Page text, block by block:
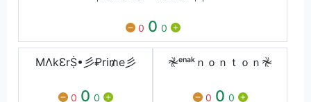
0 0 0
MΛkƐrṨ•彡₽ri₥e彡
0 0 0
𖤛ᵉⁿᵃᵏｎｏｎｔｏｎ𖤛
0 0 0